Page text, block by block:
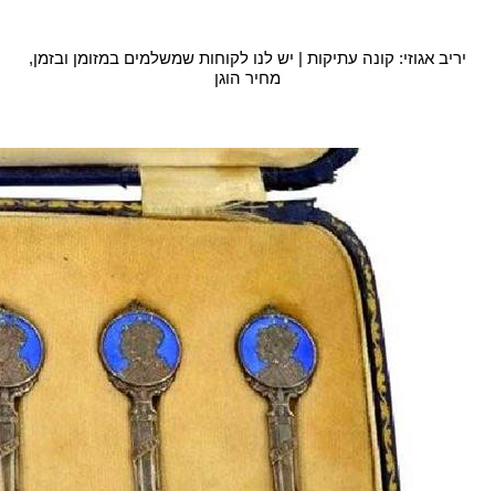
יריב אגוזי: קונה עתיקות | יש לנו לקוחות שמשלמים במזומן ובזמן,
מחיר הוגן‏